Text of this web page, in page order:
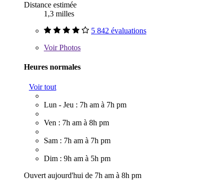
Distance estimée
1,3 milles
5 842 évaluations
VoirPhotos
Heures normales
Voir tout
Lun - Jeu : 7h am à 7h pm
Ven : 7h am à 8h pm
Sam : 7h am à 7h pm
Dim : 9h am à 5h pm
Ouvert aujourd'hui de 7h am à 8h pm